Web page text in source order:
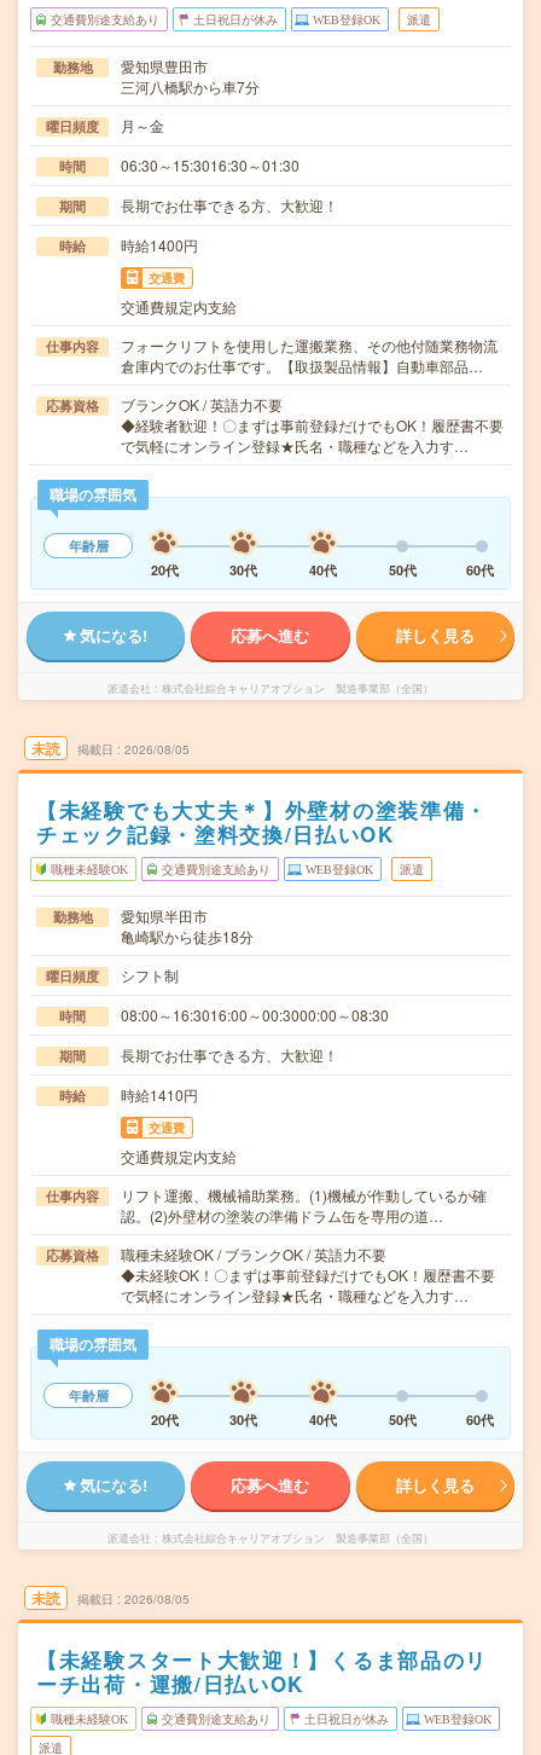
交通費別途支給あり 土日祝日が休み WEB登録OK 派遣
勤務地
愛知県豊田市
三河八橋駅から車7分
曜日頻度 月～金
時間 06:30～15:3016:30～01:30
期間 長期でお仕事できる方、大歓迎！
時給 時給1400円
交通費
交通費規定内支給
仕事内容
フォークリフトを使用した運搬業務、その他付随業務物流
倉庫内でのお仕事です。【取扱製品情報】自動車部品…
応募資格
ブランクOK / 英語力不要
◆経験者歓迎！〇まずは事前登録だけでもOK！履歴書不要
で気軽にオンライン登録★氏名・職種などを入力す…
職場の雰囲気
年齢層
20代
30代 40代 50代 60代
気になる! 応募へ進む 詳しく見る
派遣会社 株式会社綜合キャリアオプション 製造事業部（全国）
未読 掲載日 2026/08/05
【未経験でも大丈夫＊】外壁材の塗装準備・
チェック記録・塗料交換/日払いOK
職種未経験OK 交通費別途支給あり WEB登録OK 派遣
勤務地
愛知県半田市
亀崎駅から徒歩18分
曜日頻度 シフト制
時間 08:00～16:3016:00～00:3000:00～08:30
期間 長期でお仕事できる方、大歓迎！
時給 時給1410円
交通費
交通費規定内支給
仕事内容
リフト運搬、機械補助業務。(1)機械が作動しているか確
認。(2)外壁材の塗装の準備ドラム缶を専用の道…
応募資格
職種未経験OK / ブランクOK / 英語力不要
◆未経験OK！〇まずは事前登録だけでもOK！履歴書不要
で気軽にオンライン登録★氏名・職種などを入力す…
職場の雰囲気
年齢層
20代
30代 40代 50代 60代
気になる! 応募へ進む 詳しく見る
派遣会社 株式会社綜合キャリアオプション 製造事業部（全国）
未読 掲載日 2026/08/05
【未経験スタート大歓迎！】くるま部品のリ
ーチ出荷・運搬/日払いOK
職種未経験OK 交通費別途支給あり 土日祝日が休み WEB登録OK
派遣